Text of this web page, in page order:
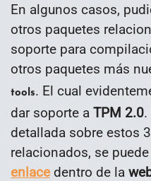
En algunos casos,
otros paquetes
soporte para
otros paquetes más
tools. El cual
dar soporte a TPM 2.0.
detallada sobre estos
relacionados, se
enlacedentro de la